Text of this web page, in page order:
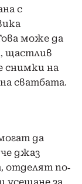
с
може да
щастлив
снимки на
сватбата.
да
джаз
отделят по-
усещане за